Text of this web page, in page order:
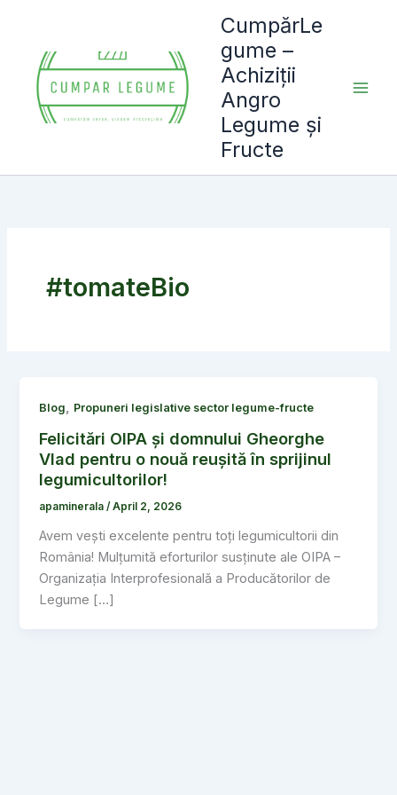
content
CumpărLe
gume –
Achiziții
Angro
Legume și
Fructe
#tomateBio
Blog, Propuneri legislative sector legume-fructe
Felicitări OIPA și domnului Gheorghe
Vlad pentru o nouă reușită în sprijinul
legumicultorilor!
apaminerala/April 2, 2026
Avem vești excelente pentru toți legumicultorii din
România! Mulțumită eforturilor susținute ale OIPA –
Organizația Interprofesională a Producătorilor de
Legume […]